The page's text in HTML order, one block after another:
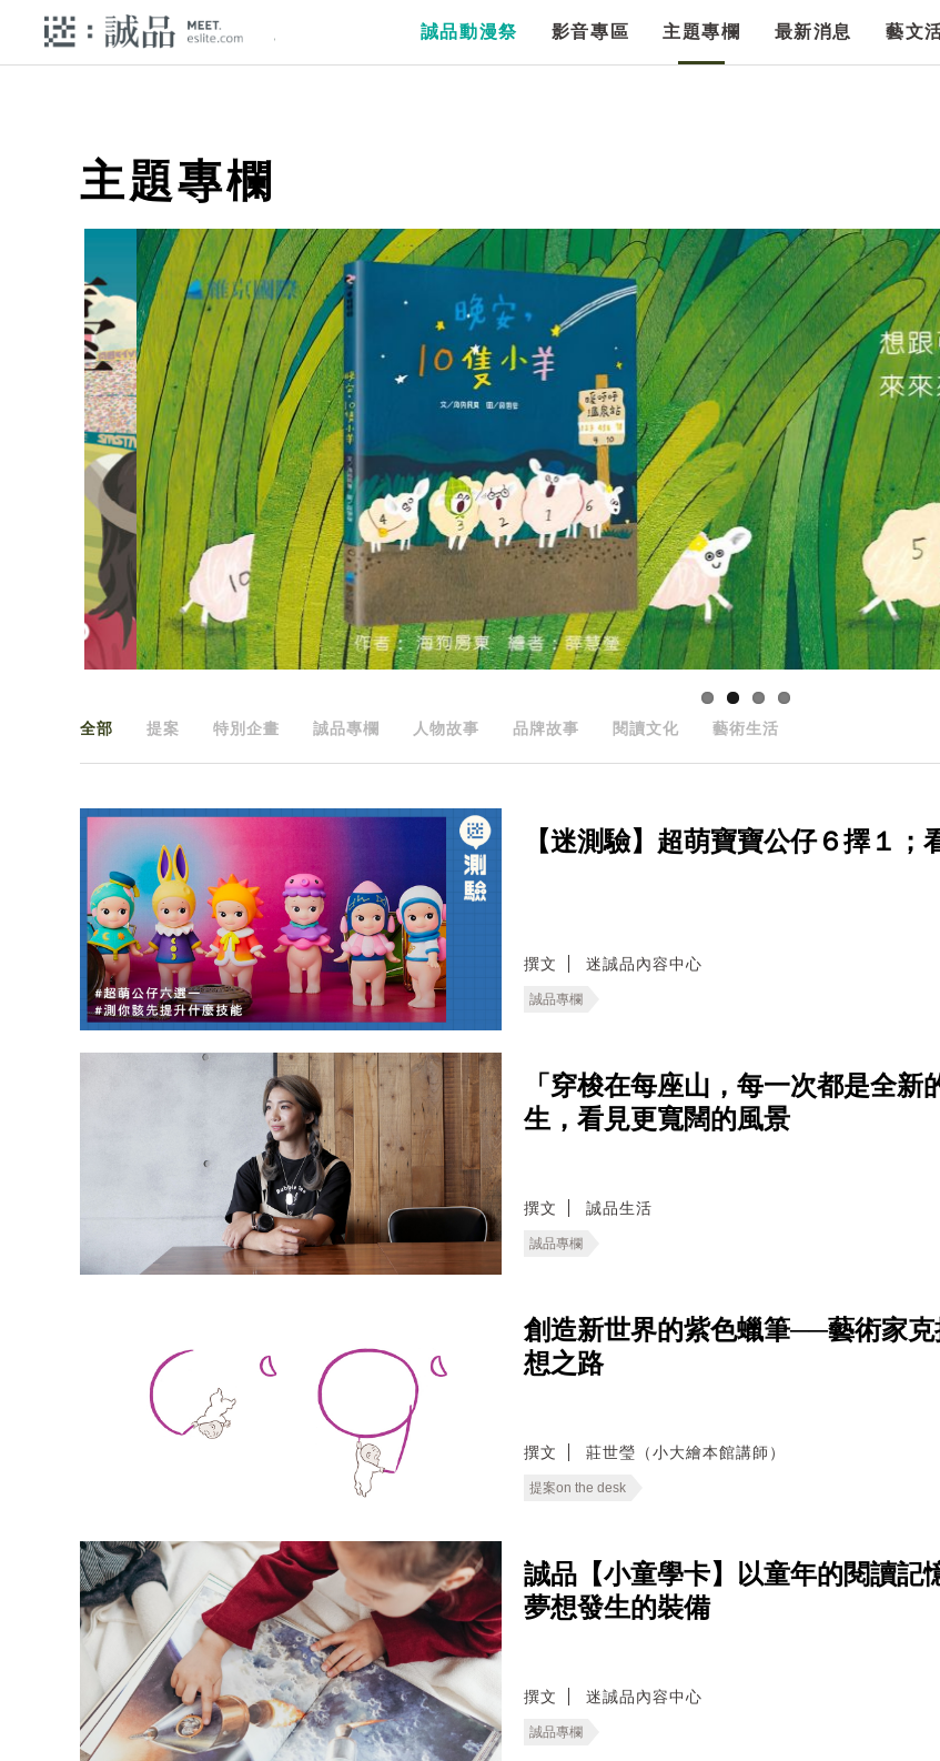
誠品動漫祭 影音專區 主題專欄 最新消息 藝文
主題專欄
全部 提案 特別企畫 誠品專欄 人物故事 品牌故事 閱讀文化 藝術生活
【迷測驗】超萌寶寶公仔６擇１
撰文 迷誠品內容中心
誠品專欄
「穿梭在每座山，每一次都是全
生，看見更寬闊的風景
撰文 誠品生活
誠品專欄
創造新世界的紫色蠟筆──藝術家
想之路
撰文 莊世瑩（小大繪本館講師）
提案on the desk
誠品【小童學卡】以童年的閱讀記
夢想發生的裝備
撰文 迷誠品內容中心
誠品專欄